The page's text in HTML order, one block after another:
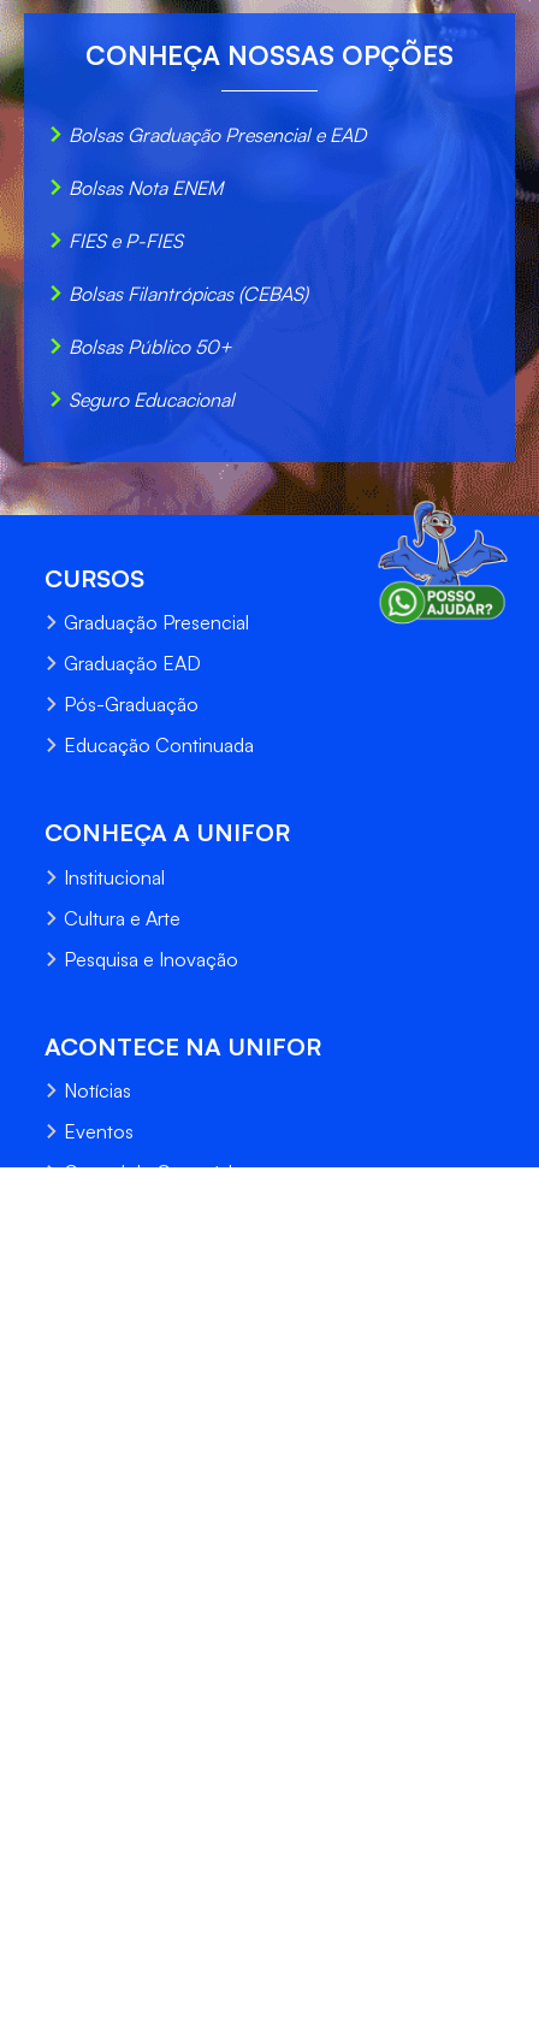
CONHEÇA NOSSAS OPÇÕES
Bolsas Graduação Presencial e EAD
Bolsas Nota ENEM
FIES e P-FIES
Bolsas Filantrópicas (CEBAS)
Bolsas Público 50+
Seguro Educacional
CURSOS
Graduação Presencial
Graduação EAD
Pós-Graduação
Educação Continuada
CONHEÇA A UNIFOR
Institucional
Cultura e Arte
Pesquisa e Inovação
ACONTECE NA UNIFOR
Notícias
Eventos
Central de Conteúdo